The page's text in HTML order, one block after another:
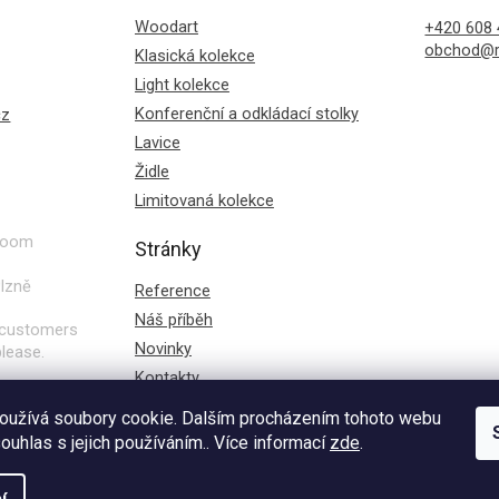
soubory cookie. Dalším procházením tohoto webu
s jejich používáním.. Více informací zde.
Woodart
Klasická kolekce
Light kolekce
Konferenční a odkládací stolky
Lavice
Židle
Limitovaná kolekce
Stránky
Reference
Náš příběh
Novinky
Kontakty
+420 608